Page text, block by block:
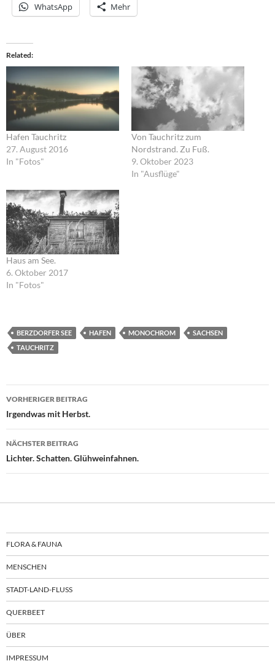
WhatsApp Mehr
Related
Hafen Tauchritz
27. August 2016
In "Fotos"
Von Tauchritz zum
Nordstrand. Zu Fuß.
9. Oktober 2023
In "Ausflüge"
Haus am See.
6. Oktober 2017
In "Fotos"
BERZDORFER SEE HAFEN MONOCHROM
SACHSEN
TAUCHRITZ
Beitragsnavigation
VORHERIGER BEITRAG
Irgendwas mit Herbst.
NÄCHSTER BEITRAG
Lichter. Schatten. Glühweinfahnen.
FLORA & FAUNA
MENSCHEN
STADT-LAND-FLUSS
QUERBEET
ÜBER
IMPRESSUM